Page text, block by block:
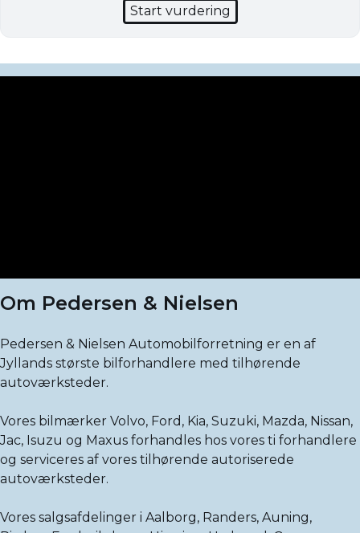
Start vurdering
Om Pedersen & Nielsen
Pedersen & Nielsen Automobilforretning er en af
Jyllands største bilforhandlere med tilhørende
autoværksteder.
Vores bilmærker Volvo, Ford, Kia, Suzuki, Mazda, Nissan,
Jac, Isuzu og Maxus forhandles hos vores ti forhandlere
og serviceres af vores tilhørende autoriserede
autoværksteder.
Vores salgsafdelinger i Aalborg, Randers, Auning,